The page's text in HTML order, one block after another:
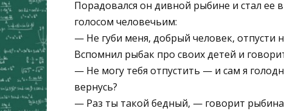
Порадовался он дивной рыбине и стал ее
голосом человечьим:
— Не губи меня, добрый человек, отпусти
Вспомнил рыбак про своих детей и
— Не могу тебя отпустить — и сам я
вернусь?
— Раз ты такой бедный, — говорит